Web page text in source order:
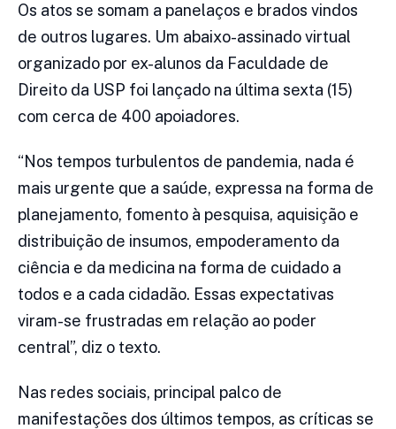
Os atos se somam a panelaços e brados vindos
de outros lugares. Um abaixo-assinado virtual
organizado por ex-alunos da Faculdade de
Direito da USP foi lançado na última sexta (15)
com cerca de 400 apoiadores.
“Nos tempos turbulentos de pandemia, nada é
mais urgente que a saúde, expressa na forma de
planejamento, fomento à pesquisa, aquisição e
distribuição de insumos, empoderamento da
ciência e da medicina na forma de cuidado a
todos e a cada cidadão. Essas expectativas
viram-se frustradas em relação ao poder
central”, diz o texto.
Nas redes sociais, principal palco de
manifestações dos últimos tempos, as críticas se